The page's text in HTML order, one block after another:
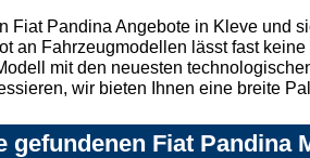
Fiat Pandina Angebote in Kleve und
an Fahrzeugmodellen lässt fast keine
mit den neuesten
wir bieten Ihnen eine breite
gefundenen Fiat Pandina